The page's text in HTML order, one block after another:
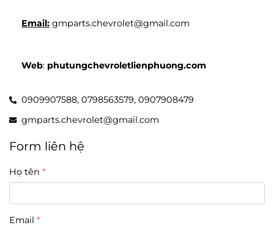
Email: gmparts.chevrolet@gmail.com
Web: phutungchevroletlienphuong.com
0909907588, 0798563579, 0907908479
gmparts.chevrolet@gmail.com
Form liên hệ
Họ tên
Email